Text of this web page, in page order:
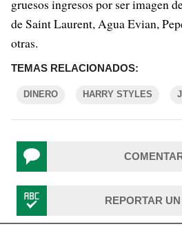
gruesos ingresos por ser imagen
de Saint Laurent, Agua Evian,
otras.
TEMAS RELACIONADOS:
DINERO HARRY STYLES
REPORTAR